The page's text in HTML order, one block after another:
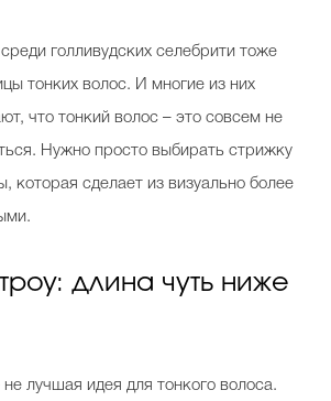
голливудских селебрити тоже
тонких волос. И многие из них
что тонкий волос – это совсем не
Нужно просто выбирать стрижку
которая сделает из визуально более
длина чуть ниже
лучшая идея для тонкого волоса.